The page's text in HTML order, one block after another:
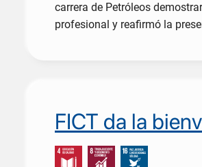
carrera de Petróleos
profesional y reafirmó la
FICT da la